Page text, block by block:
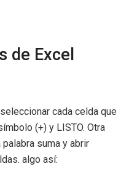
de Excel
cada celda que
(+) y LISTO. Otra
suma y abrir
algo así: